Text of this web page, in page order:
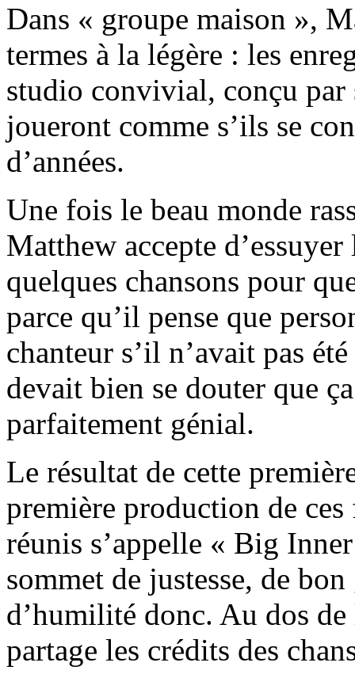
Dans « groupe maison »,
termes à la légère : les
studio convivial, conçu par
joueront comme s’ils se
d’années.
Une fois le beau monde
Matthew accepte
quelques chansons pour
parce qu’il pense que
chanteur s’il n’avait pas
devait bien se douter que
parfaitement génial.
Le résultat de cette
première production de
réunis s’appelle « Big
sommet de justesse, de
d’humilité donc. Au dos
partage les crédits des